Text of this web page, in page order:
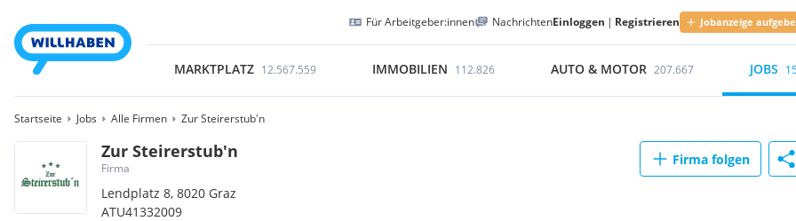
Für Arbeitgeber:innen NachrichtenEinloggen | Registrieren Jobanzeige
MARKTPLATZ 12.567.559 IMMOBILIEN 112.826 AUTO & MOTOR 207.667 JOBS
Startseite Jobs Alle Firmen Zur Steirerstub'n
Zur Steirerstub'n
Firma
Lendplatz 8,8020 Graz
ATU41332009
Firma folgen